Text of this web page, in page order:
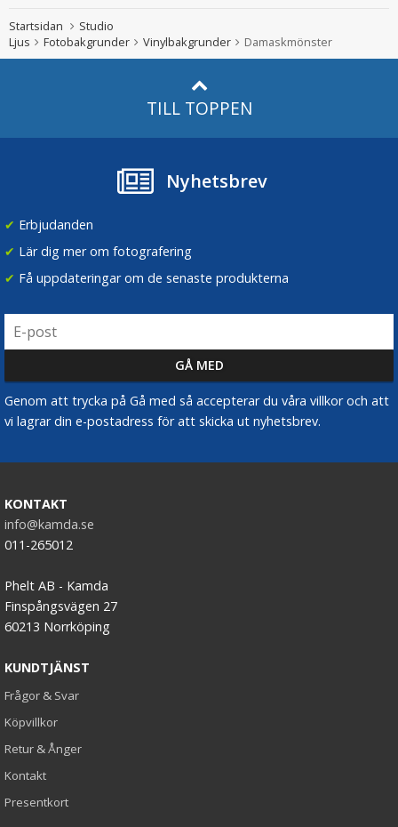
Startsidan
Studio
Ljus
Fotobakgrunder Vinylbakgrunder Damaskmönster
TILL TOPPEN
Nyhetsbrev
✔ Erbjudanden
✔ Lär dig mer om fotografering
✔ Få uppdateringar om de senaste produkterna
Genom att trycka på Gå med så accepterar du våra villkor och att
vi lagrar din e-postadress för att skicka ut nyhetsbrev.
KONTAKT
info@kamda.se
011-265012
Phelt AB - Kamda
Finspångsvägen 27
60213 Norrköping
KUNDTJÄNST
Frågor & Svar
Köpvillkor
Retur & Ånger
Kontakt
Presentkort